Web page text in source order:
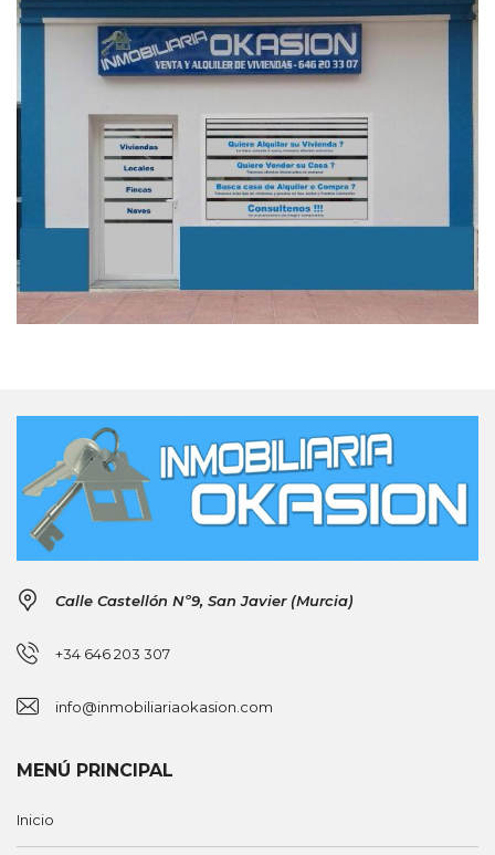
Calle Castellón Nº9, San Javier (Murcia)
+34 646 203 307
info@inmobiliariaokasion.com
MENÚ PRINCIPAL
Inicio